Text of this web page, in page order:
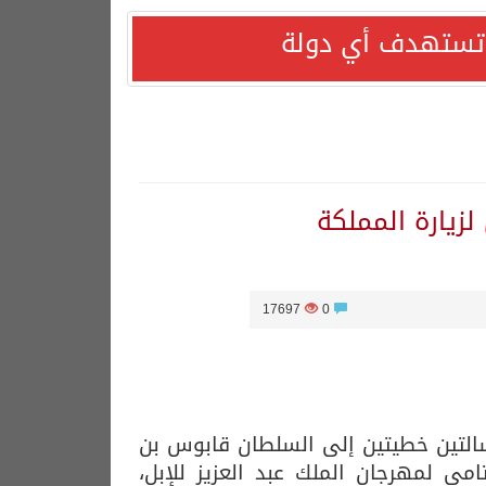
تستهدف أي دولة
المملكة
0
17697
خطيتين إلى السلطان قابوس بن
لمهرجان الملك عبد العزيز للإبل،